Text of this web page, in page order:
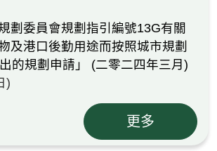
劃委員會規劃指引編號13G有關
及港口後勤用途而按照城市規劃
的規劃申請」 (二零二四年三月)
)
更多